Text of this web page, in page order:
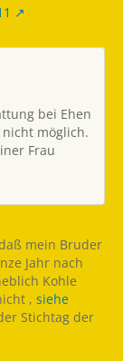
bei Ehen
möglich.
Frau
mein Bruder
Jahr nach
Kohle
, siehe
Stichtag der